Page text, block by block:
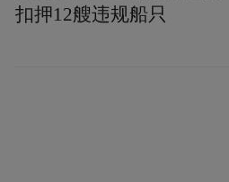
扣押12艘违规船只